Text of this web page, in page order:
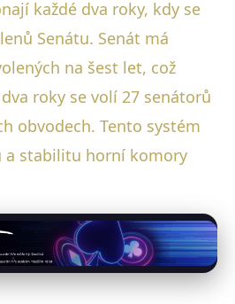
každé dva roky, kdy se
Senátu. Senát má
na šest let, což
roky se volí 27 senátorů
obvodech. Tento systém
stabilitu horní komory